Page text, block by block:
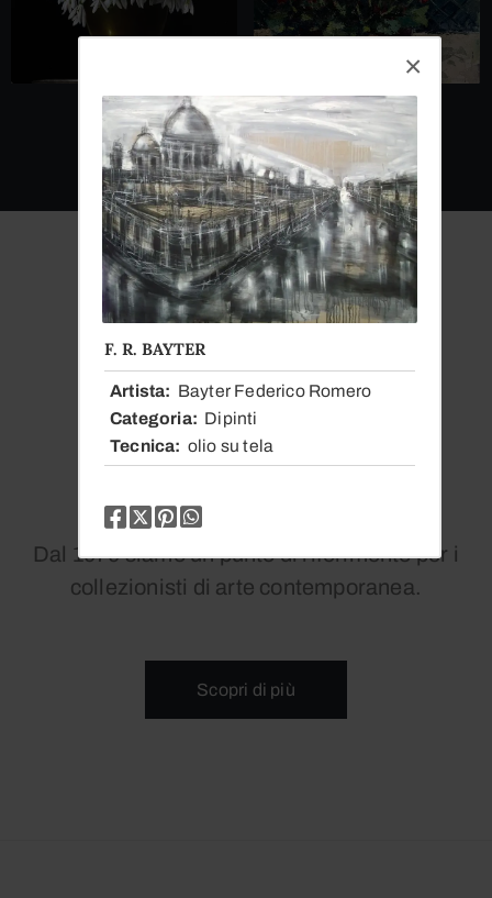
1979
La Nostra Storia
Dal 1979 siamo un punto di riferimento per i
collezionisti di arte contemporanea.
Scopri di più
F. R. BAYTER
Artista
Bayter Federico Romero
Categoria
Dipinti
Tecnica
olio su tela